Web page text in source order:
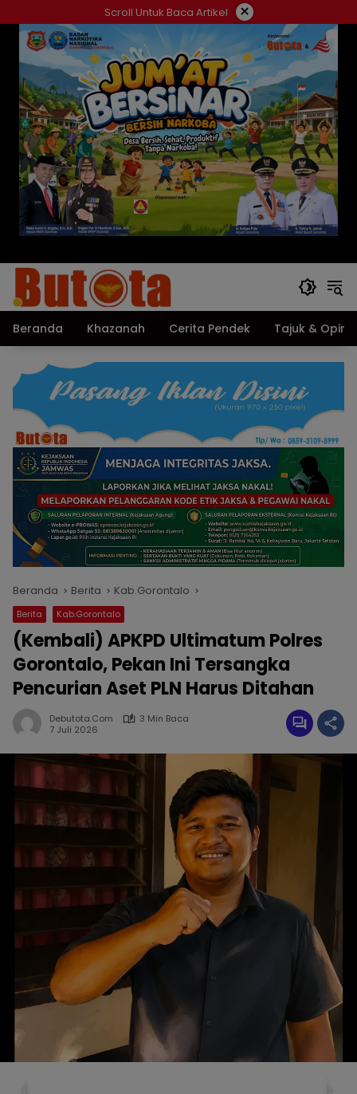
ke
konten
Scroll Untuk Baca Artikel ×
Beranda Khazanah Cerita Pendek Tajuk & Opini
Beranda Berita Kab.Gorontalo
Berita Kab.Gorontalo
(Kembali) APKPD Ultimatum Polres
Gorontalo, Pekan Ini Tersangka
Pencurian Aset PLN Harus Ditahan
Debutota.com
3 Min Baca
7 Juli 2026